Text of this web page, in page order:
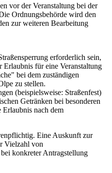
vor der Veranstaltung bei der
Ordnungsbehörde wird den
zur weiteren Bearbeitung
erforderlich sein,
für eine Veranstaltung
bei dem zuständigen
zu stellen.
(beispielsweise: Straßenfest)
Getränken bei besonderen
Erlaubnis nach dem
Eine Auskunft zur
Vielzahl von
konkreter Antragstellung